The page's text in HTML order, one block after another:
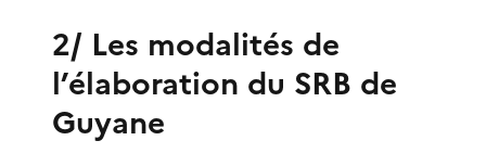
2/ Les modalités de
l’élaboration du SRB de
Guyane